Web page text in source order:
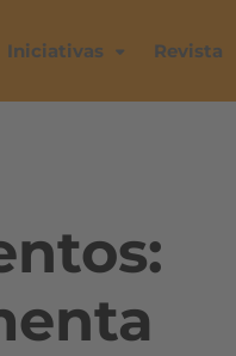
Iniciativas Revista